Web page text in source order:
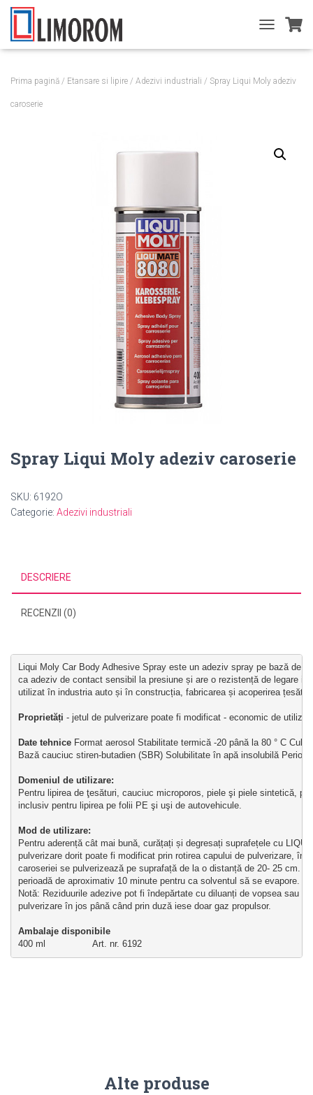
O
L
Prima pagină / Etansare si lipire / Adezivi industriali / Spray Liqui Moly adeziv
caroserie
Spray Liqui Moly adeziv caroserie
SKU: 6192O
Categorie: Adezivi industriali
DESCRIERE
RECENZII (0)
Liqui Moly Car Body Adhesive Spray este un adeziv spray pe bază de
ca adeziv de contact sensibil la presiune și are o rezistență de legare
utilizat în industria auto și în construcția, fabricarea și acoperirea
Proprietăți - jetul de pulverizare poate fi modificat - economic de
Date tehnice Format aerosol Stabilitate termică -20 până la 80 ° C
Bază cauciuc stiren-butadien (SBR) Solubilitate în apă insolubilă
Domeniul de utilizare:
Pentru lipirea de ţesături, cauciuc microporos, piele şi piele sintetică,
inclusiv pentru lipirea pe folii PE şi uşi de autovehicule.
Mod de utilizare:
Pentru aderență cât mai bună, curățați și degresați suprafețele cu
pulverizare dorit poate fi modificat prin rotirea capului de pulverizare,
caroseriei se pulverizează pe suprafață de la o distanță de 20- 25 cm.
perioadă de aproximativ 10 minute pentru ca solventul să se evapore.
Notă: Reziduurile adezive pot fi îndepărtate cu diluanți de vopsea sau
pulverizare în jos până când prin duză iese doar gaz propulsor.
Ambalaje disponibile
400 ml                 Art. nr. 6192
Alte produse